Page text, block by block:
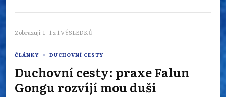
Zobrazuji: 1 - 1 z 1 VÝSLEDKŮ
ČLÁNKY DUCHOVNÍ CESTY
Duchovní cesty: praxe Falun
Gongu rozvíjí mou duši